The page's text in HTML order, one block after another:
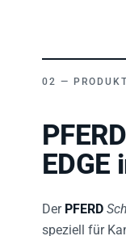
EDGE
Der PFERD
speziell für